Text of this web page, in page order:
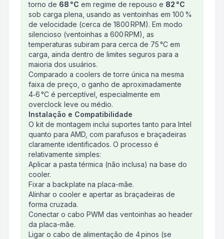
torno de 68 °C em regime de repouso e 82 °C
sob carga plena, usando as ventoinhas em 100 %
de velocidade (cerca de 1800 RPM). Em modo
silencioso (ventoinhas a 600 RPM), as
temperaturas subiram para cerca de 75 °C em
carga, ainda dentro de limites seguros para a
maioria dos usuários.
Comparado a coolers de torre única na mesma
faixa de preço, o ganho de aproximadamente
4‑6 °C é perceptível, especialmente em
overclock leve ou médio.
Instalação e Compatibilidade
O kit de montagem inclui suportes tanto para Intel
quanto para AMD, com parafusos e braçadeiras
claramente identificados. O processo é
relativamente simples:
Aplicar a pasta térmica (não inclusa) na base do
cooler.
Fixar a backplate na placa-mãe.
Alinhar o cooler e apertar as braçadeiras de
forma cruzada.
Conectar o cabo PWM das ventoinhas ao header
da placa-mãe.
Ligar o cabo de alimentação de 4 pinos (se